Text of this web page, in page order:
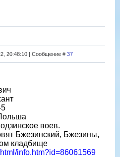
20:48:10 | Сообщение # 37
воев.
Бжезинский, Бжезины,
кладбище
info.htm?id=86061569